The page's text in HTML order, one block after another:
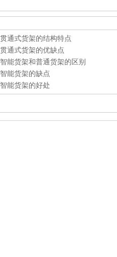
贯通式货架的结构特点
贯通式货架的优缺点
智能货架和普通货架的区别
智能货架的缺点
智能货架的好处